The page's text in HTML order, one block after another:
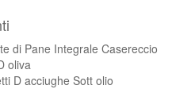
di Pane Integrale Casereccio
oliva
D acciughe Sott olio